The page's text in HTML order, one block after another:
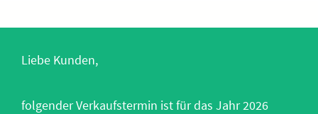
Liebe Kunden,
folgender Verkaufstermin ist für das Jahr 2026